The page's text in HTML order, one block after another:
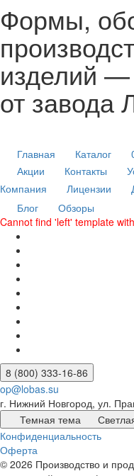
Формы,
изделий
от
Главная Каталог
Акции
Контакты
Компания
Лицензии
Блог
Обзоры
Cannot find 'left' template
8 (800) 333-16-86
op@lobas.su
г. Нижний Новгород, ул.
Темная тема
Конфиденциальность
Оферта
© 2026 Производство и